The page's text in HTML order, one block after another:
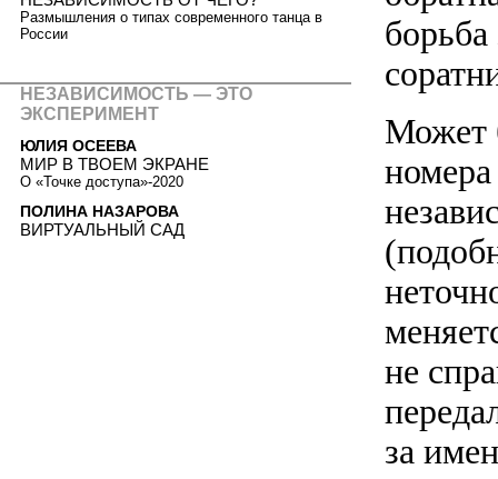
борьба
Может
номера
не
за
Размышления о типах современного танца в
России
НЕЗАВИСИМОСТЬ — ЭТО
ЭКСПЕРИМЕНТ
ЮЛИЯ ОСЕЕВА
МИР В ТВОЕМ ЭКРАНЕ
О «Точке доступа»-2020
ПОЛИНА НАЗАРОВА
ВИРТУАЛЬНЫЙ САД